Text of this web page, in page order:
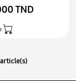
TND